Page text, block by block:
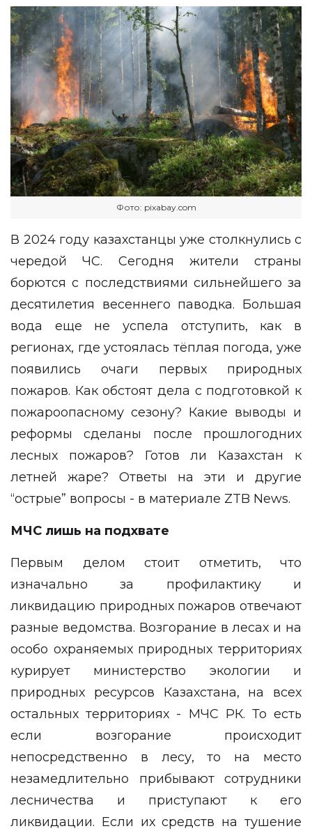
Фото: pixabay.com
В 2024 году казахстанцы уже столкнулись с
чередой ЧС. Сегодня жители страны
борются с последствиями сильнейшего за
десятилетия весеннего паводка. Большая
вода еще не успела отступить, как в
регионах, где устоялась тёплая погода, уже
появились очаги первых природных
пожаров. Как обстоят дела с подготовкой к
пожароопасному сезону? Какие выводы и
реформы сделаны после прошлогодних
лесных пожаров? Готов ли Казахстан к
летней жаре? Ответы на эти и другие
“острые” вопросы - в материале ZTB News.
МЧС лишь на подхвате
Первым делом стоит отметить, что
изначально за профилактику и
ликвидацию природных пожаров отвечают
разные ведомства. Возгорание в лесах и на
особо охраняемых природных территориях
курирует министерство экологии и
природных ресурсов Казахстана, на всех
остальных территориях - МЧС РК. То есть
если возгорание происходит
непосредственно в лесу, то на место
незамедлительно прибывают сотрудники
лесничества и приступают к его
ликвидации. Если их средств на тушение